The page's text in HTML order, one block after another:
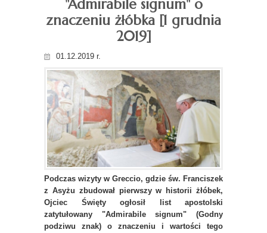
"Admirabile signum" o
znaczeniu żłóbka [1 grudnia
2019]
01.12.2019 r.
Podczas wizyty w Greccio, gdzie św. Franciszek
z Asyżu zbudował pierwszy w historii żłóbek,
Ojciec Święty ogłosił list apostolski
zatytułowany "Admirabile signum" (Godny
podziwu znak) o znaczeniu i wartości tego